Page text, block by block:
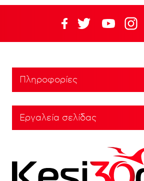
Πληροφορίες
Εργαλεία σελίδας